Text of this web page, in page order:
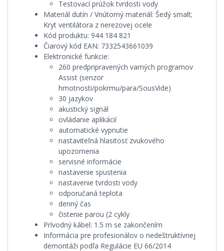
Testovací prúžok tvrdosti vody
Materiál dutín / Vnútorný materiál: Šedý smalt;
Kryt ventilátora z nerezovej ocele
Kód produktu: 944 184 821
Čiarový kód EAN: 7332543661039
Elektronické funkcie:
260 predpripravených varných programov
Assist (senzor
hmotnosti/pokrmu/para/SousVide)
30 jazykov
akustický signál
ovládanie aplikácií
automatické vypnutie
nastaviteľná hlasitosť zvukového
upozornenia
servisné informácie
nastavenie spustenia
nastavenie tvrdosti vody
odporučaná teplota
denný čas
čistenie parou (2 cykly
Prívodný kábel: 1.5 m se zakončením
Informácia pre profesionálov o nedeštruktívnej
demontáži podľa Regulácie EU 66/2014